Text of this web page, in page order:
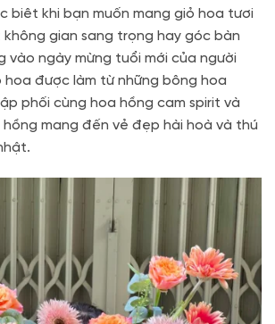
biêt khi bạn muốn mang giỏ hoa tươi
không gian sang trọng hay góc bàn
vào ngày mừng tuổi mới của người
hoa được làm từ những bông hoa
phối cùng hoa hồng cam spirit và
hồng mang đến vẻ đẹp hài hoà và thú